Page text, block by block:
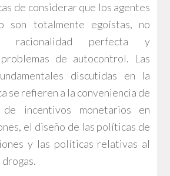
de considerar que los agentes
son totalmente egoístas, no
racionalidad perfecta y
de autocontrol. Las
discutidas en la
se refieren a la conveniencia de
incentivos monetarios en
el diseño de las políticas de
y las políticas relativas al
drogas.